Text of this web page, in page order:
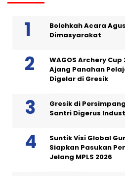
Bolehkah Acara
Dimasyarakat
WAGOS Archery
Ajang Panahan
Digelar di Gresik
Gresik di
Santri Digerus
Suntik Visi Global
Siapkan Pasukan
Jelang MPLS 2026